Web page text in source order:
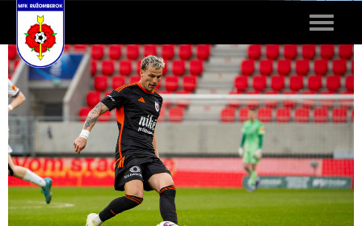
Toggle